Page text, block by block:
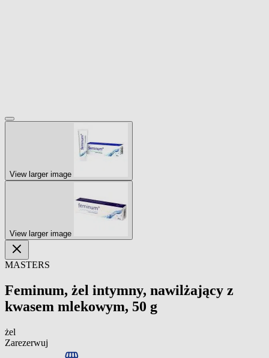
View larger image
View larger image
MASTERS
Feminum, żel intymny, nawilżający z
kwasem mlekowym, 50 g
żel
Zarezerwuj